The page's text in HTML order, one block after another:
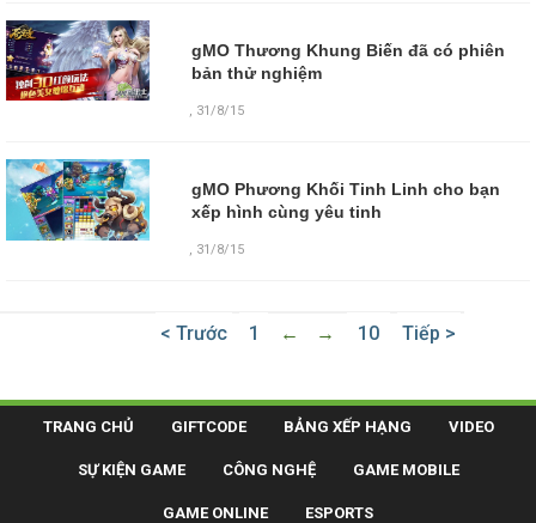
gMO Thương Khung Biến đã có phiên
bản thử nghiệm
, 31/8/15
gMO Phương Khối Tinh Linh cho bạn
xếp hình cùng yêu tinh
, 31/8/15
< Trước 1 ← → 10 Tiếp >
TRANG CHỦ GIFTCODE BẢNG XẾP HẠNG VIDEO
SỰ KIỆN GAME CÔNG NGHỆ GAME MOBILE
GAME ONLINE ESPORTS